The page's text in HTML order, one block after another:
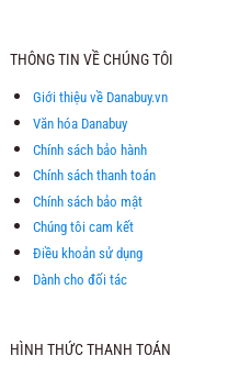
THÔNG TIN VỀ CHÚNG TÔI
Giới thiệu về Danabuy.vn
Văn hóa Danabuy
Chính sách bảo hành
Chính sách thanh toán
Chính sách bảo mật
Chúng tôi cam kết
Điều khoản sử dụng
Dành cho đối tác
HÌNH THỨC THANH TOÁN